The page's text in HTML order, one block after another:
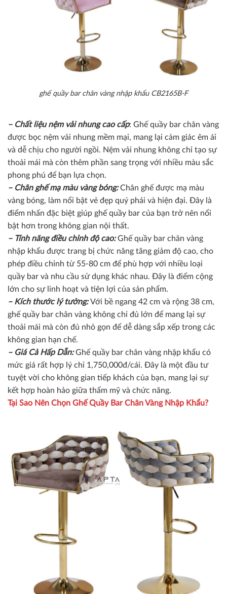
ghế quầy bar chân vàng nhập khẩu CB2165B-F
– Chất liệu nệm vải nhung cao cấp: Ghế quầy bar chân vàng
được bọc nệm vải nhung mềm mại, mang lại cảm giác êm ái
và dễ chịu cho người ngồi. Nệm vải nhung không chỉ tạo sự
thoải mái mà còn thêm phần sang trọng với nhiều màu sắc
phong phú để bạn lựa chọn.
– Chân ghế mạ màu vàng bóng: Chân ghế được mạ màu
vàng bóng, làm nổi bật vẻ đẹp quý phái và hiện đại. Đây là
điểm nhấn đặc biệt giúp ghế quầy bar của bạn trở nên nổi
bật hơn trong không gian nội thất.
– Tính năng điều chỉnh độ cao: Ghế quầy bar chân vàng
nhập khẩu được trang bị chức năng tăng giảm độ cao, cho
phép điều chỉnh từ 55-80 cm để phù hợp với nhiều loại
quầy bar và nhu cầu sử dụng khác nhau. Đây là điểm cộng
lớn cho sự linh hoạt và tiện lợi của sản phẩm.
– Kích thước lý tưởng: Với bề ngang 42 cm và rộng 38 cm,
ghế quầy bar chân vàng không chỉ đủ lớn để mang lại sự
thoải mái mà còn đủ nhỏ gọn để dễ dàng sắp xếp trong các
không gian hạn chế.
– Giá Cả Hấp Dẫn:Ghế quầy bar chân vàng nhập khẩu có
mức giá rất hợp lý chỉ 1,750,000đ/cái. Đây là một đầu tư
tuyệt vời cho không gian tiếp khách của bạn, mang lại sự
kết hợp hoàn hảo giữa thẩm mỹ và chức năng.
Tại Sao Nên Chọn Ghế Quầy Bar Chân Vàng Nhập Khẩu?